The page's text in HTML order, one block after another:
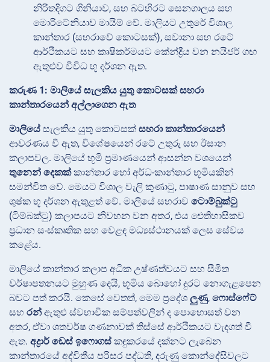
නිරිතදිගට ගිනියාව, සහ බටහිරට සෙනගාලය සහ
මොරිටේනියාව මායිම් වේ. මාලියට උතුරේ විශාල
කාන්තාර (සහරාවේ කොටසක්), සවානා සහ රටේ
ආර්ථිකයට සහ කෘෂිකර්මයට කේන්ද්‍රීය වන නයිජර් ගඟ
ඇතුළුව විවිධ භූ දර්ශන ඇත.
කරුණ 1: මාලියේ සැලකිය යුතු කොටසක් සහරා
කාන්තාරයෙන් අල්ලාගෙන ඇත
මාලියේ සැලකිය යුතු කොටසක් සහරා කාන්තාරයෙන්
ආවරණය වී ඇත, විශේෂයෙන් රටේ උතුරු සහ ඊසාන
කලාපවල. මාලියේ භූමි ප්‍රමාණයෙන් ආසන්න වශයෙන්
තුනෙන් දෙකක්කාන්තාර හෝ අර්ධ-කාන්තාර භූමියකින්
සමන්විත වේ. මෙයට විශාල වැලි කුණාටු, පාෂාණ සානුව සහ
ශුෂ්ක භූ දර්ශන ඇතුළත් වේ. මාලියේ සහරාව ටොම්බුක්ටු
(ටිම්බක්ටු) කලාපයට නිවහන වන අතර, එය ඓතිහාසිකව
ප්‍රධාන සංස්කෘතික සහ වෙළඳ මධ්‍යස්ථානයක් ලෙස සේවය
කළේය.
මාලියේ කාන්තාර කලාප අධික උෂ්ණත්වයට සහ සීමිත
වර්ෂාපතනයට මුහුණ දෙයි, භූමිය බොහෝ දුරට නොගැළපෙන
බවට පත් කරයි. කෙසේ වෙතත්, මෙම ප්‍රදේශ ලුණු, ෆොස්ෆේට්
සහ රන් ඇතුළු ස්වභාවික සම්පත්වලින් ද පොහොසත් වන
අතර, ඒවා ශතවර්ෂ ගණනාවක් තිස්සේ ආර්ථිකයට වැදගත් වී
ඇත. අද්‍රාර් ඩෙස් ඉෆොගස් කඳුකරයේ දක්නට ලැබෙන
කාන්තාරයේ අද්විතීය පරිසර පද්ධති, දරුණු කොන්දේසිවලට